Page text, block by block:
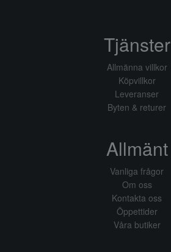
Tjänster
Allmänna villkor
Köpvillkor
Leveranser
Byten & returer
Allmänt
Vanliga frågor
Om oss
Kontakta oss
Öppettider
Våra butiker